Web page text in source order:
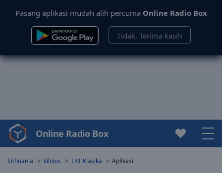
Pasang aplikasi mudah alih percuma Online Radio Box
Tidak, Terima kasih
Video
Player
Online Radio Box
Lithuania Vilnius LRT Klasika Aplikasi